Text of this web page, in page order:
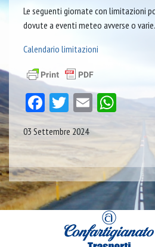
Le seguenti giornate con limitazioni
dovute a eventi meteo avverse o varie.
Calendario limitazioni
Facebook
Twitter
Email
03 Settembre 2024